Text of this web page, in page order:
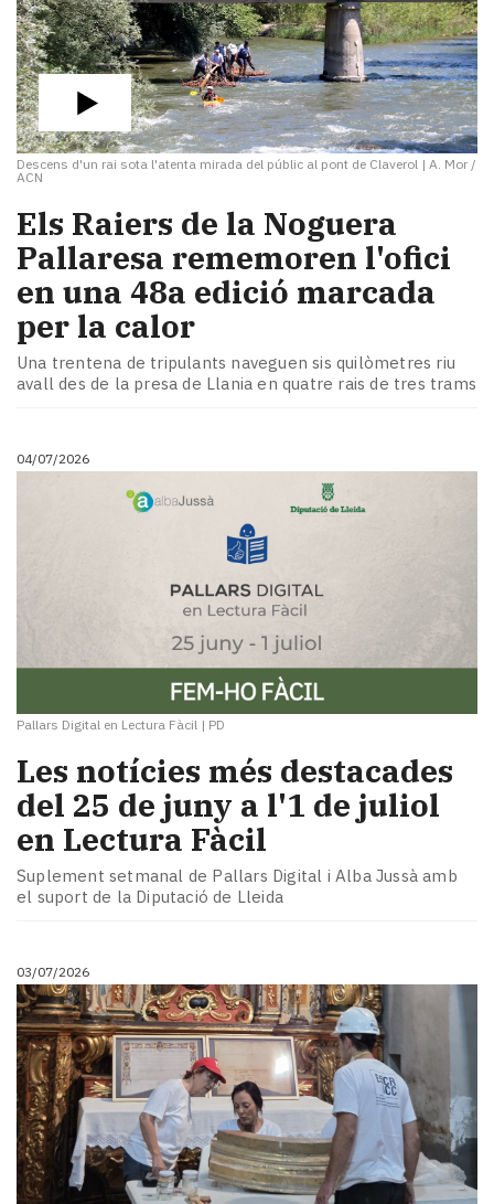
Descens d'un rai sota l'atenta mirada del públic al pont de Claverol | A. Mor /
ACN
​Els Raiers de la Noguera
Pallaresa rememoren l'ofici
en una 48a edició marcada
per la calor
Una trentena de tripulants naveguen sis quilòmetres riu
avall des de la presa de Llania en quatre rais de tres trams
04/07/2026
Pallars Digital en Lectura Fàcil | PD
Les notícies més destacades
del 25 de juny a l'1 de juliol
en Lectura Fàcil
Suplement setmanal de Pallars Digital i Alba Jussà amb
el suport de la Diputació de Lleida
03/07/2026